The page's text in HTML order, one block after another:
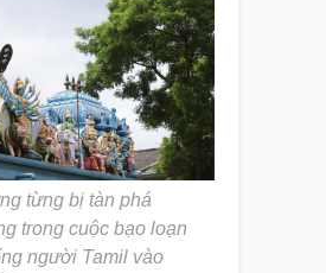
từng bị tàn phá
trong cuộc bạo loạn
người Tamil vào